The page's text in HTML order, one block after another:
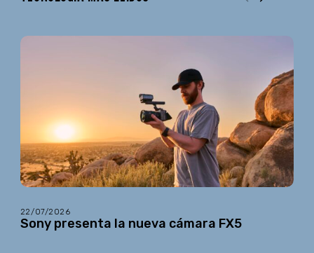
22/07/2026
Sony presenta la nueva cámara FX5